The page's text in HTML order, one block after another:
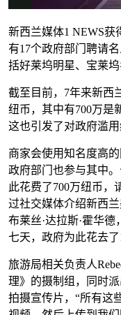
新西兰媒体1 NEWS获
有17个政府部门聘请
括好莱坞明星、宝莱
截至目前，7年来新西
纽币，其中有700万是
这也引发了对政府滥用
商家会使用知名度高
政府部门也参与其中
此花费了700万纽币，
过社交媒体介绍新西
布莱丝·达拉斯·霍华
七天，政府为此花去了
旅游局相关负责人
理》的摄制组，同时
拍摄宣传片，“所有这